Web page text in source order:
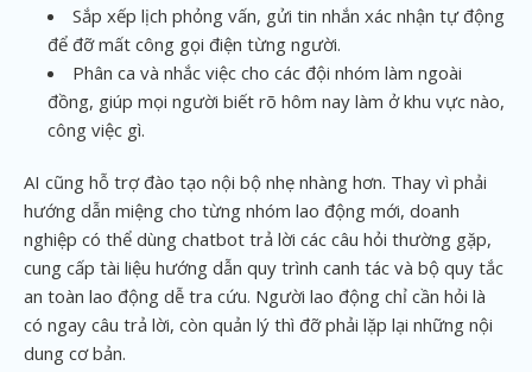
Sắp xếp lịch phỏng vấn, gửi tin nhắn xác nhận tự động
để đỡ mất công gọi điện từng người.
Phân ca và nhắc việc cho các đội nhóm làm ngoài
đồng, giúp mọi người biết rõ hôm nay làm ở khu vực nào,
công việc gì.
AI cũng hỗ trợ đào tạo nội bộ nhẹ nhàng hơn. Thay vì phải
hướng dẫn miệng cho từng nhóm lao động mới, doanh
nghiệp có thể dùng chatbot trả lời các câu hỏi thường gặp,
cung cấp tài liệu hướng dẫn quy trình canh tác và bộ quy tắc
an toàn lao động dễ tra cứu. Người lao động chỉ cần hỏi là
có ngay câu trả lời, còn quản lý thì đỡ phải lặp lại những nội
dung cơ bản.